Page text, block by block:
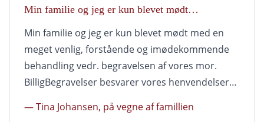
Min familie og jeg er kun blevet mødt…
Min familie og jeg er kun blevet mødt med en
meget venlig, forstående og imødekommende
behandling vedr. begravelsen af vores mor.
BilligBegravelser besvarer vores henvendelser
fungeret flot. Tak
— Tina Johansen, på vegne af famillien